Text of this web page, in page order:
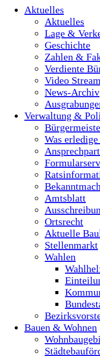
Aktuelles
Aktuelles
Lage &
Geschichte
Zahlen &
Verdiente
Video
News-Archiv
Verwaltung &
Was
Amtsblatt
Ortsrecht
Aktuelle
Stellenmarkt
Wahlen
Bauen & Wohnen